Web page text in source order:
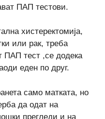
ПАП тестови.
хистеректомија,
или рак, треба
ПАП тест ,се додека
еден по друг.
само матката, но
да одат на
прегледи и на